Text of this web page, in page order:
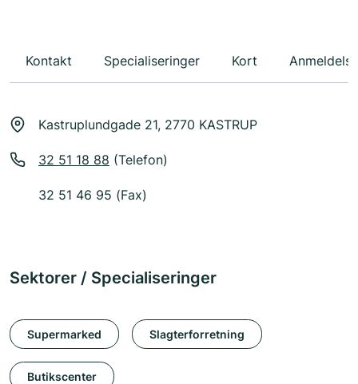
Kontakt Specialiseringer Kort
Kastruplundgade 21, 2770 KASTRUP
32 51 18 88 (Telefon)
32 51 46 95 (Fax)
Sektorer / Specialiseringer
Supermarked Slagterforretning
Butikscenter